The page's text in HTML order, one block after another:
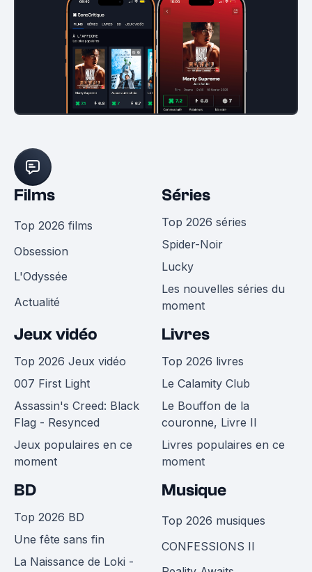
Films
Top 2026 films
Obsession
L'Odyssée
Actualité
Séries
Top 2026 séries
Spider-Noir
Lucky
Les nouvelles séries du
moment
Jeux vidéo
Top 2026 Jeux vidéo
007 First Light
Assassin's Creed: Black
Flag - Resynced
Jeux populaires en ce
moment
Livres
Top 2026 livres
Le Calamity Club
Le Bouffon de la
couronne, Livre II
Livres populaires en ce
moment
BD
Top 2026 BD
Une fête sans fin
La Naissance de Loki -
Musique
Top 2026 musiques
CONFESSIONS II